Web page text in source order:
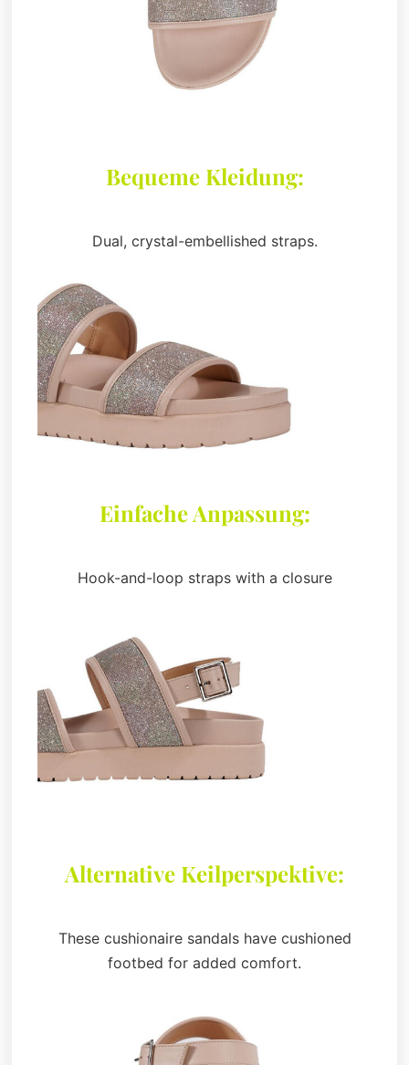
Bequeme Kleidung:
Dual, crystal-embellished straps.
Einfache Anpassung:
Hook-and-loop straps with a closure
Alternative Keilperspektive:
These cushionaire sandals have cushioned
footbed for added comfort.